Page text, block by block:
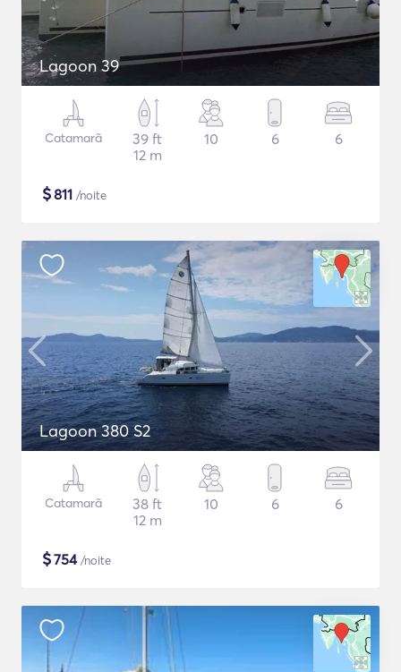
Lagoon 39
Catamarã
39 ft
12 m
10 6 6
$811 /noite
Lagoon 380 S2
Catamarã
38 ft
12 m
10 6 6
$754/noite